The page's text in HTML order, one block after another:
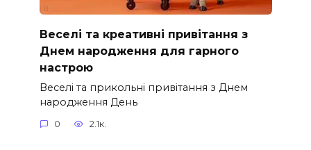
Веселі та креативні привітання з
Днем народження для гарного
настрою
Веселі та прикольні привітання з Днем
народження День
0 2.1к.